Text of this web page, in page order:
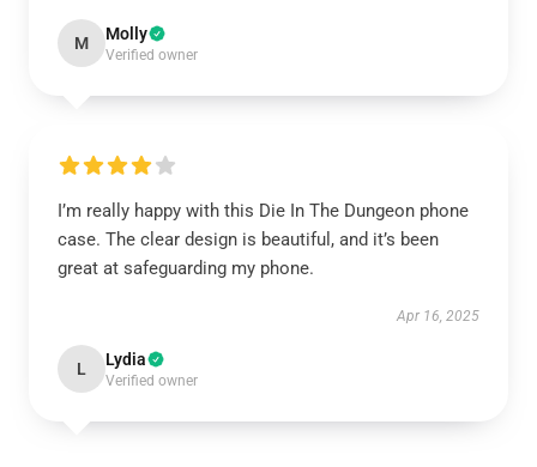
M Molly
Verified owner
I’m really happy with this Die In The Dungeon phone
case. The clear design is beautiful, and it’s been
great at safeguarding my phone.
Apr 16, 2025
L Lydia
Verified owner